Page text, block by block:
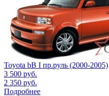
Toyota bB I пр.руль (2000-2005)
3 500 руб.
2 350 руб.
Подробнее